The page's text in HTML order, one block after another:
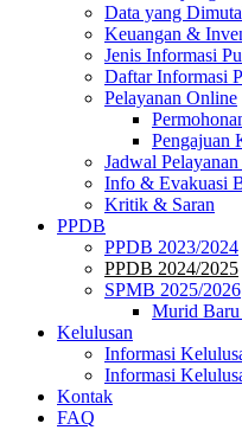
Data yang
Keuangan &
Jenis Informasi
Daftar Informasi
Pelayanan Online
Pengajuan
Jadwal
Info & Evakuasi
Kritik & Saran
PPDB
PPDB 2023/2024
PPDB 2024/2025
SPMB 2025/2026
Murid
Kelulusan
Informasi
Informasi
Kontak
FAQ